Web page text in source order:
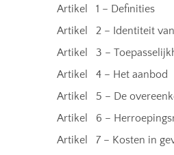
Artikel 1 – Definities
Artikel 2 – Identiteit
Artikel 3 –
Artikel 4 – Het aanbod
Artikel 5 – De
Artikel 6 –
Artikel 7 – Kosten in